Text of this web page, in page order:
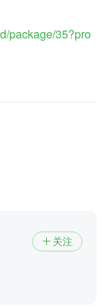
package/35?pro
 关注